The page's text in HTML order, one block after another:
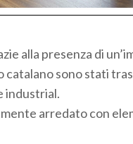
alla presenza di
catalano sono stati
industrial.
arredato con